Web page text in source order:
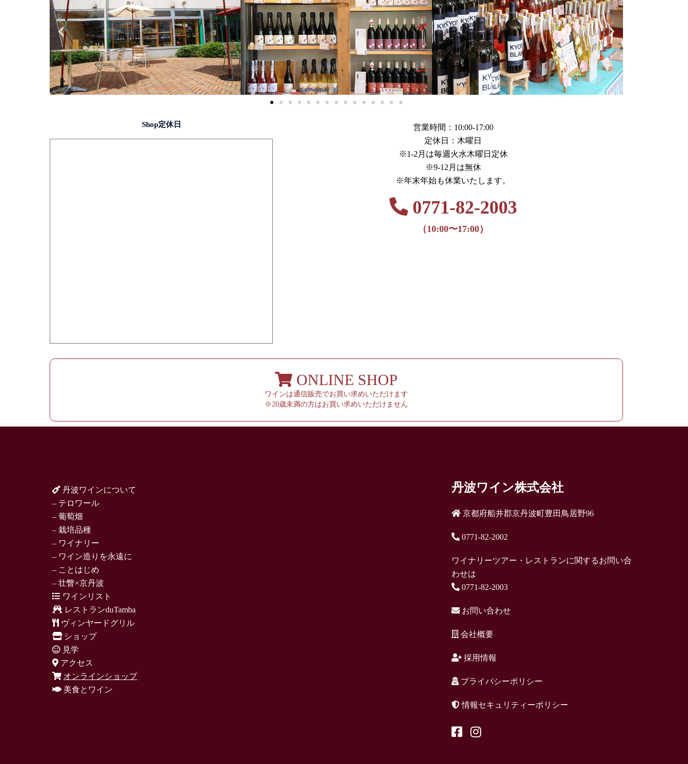
Shop定休日
営業時間：10:00-17:00
定休日：木曜日
※1-2月は毎週火水木曜日定休
※9-12月は無休
※年末年始も休業いたします。
0771-82-2003
（10:00〜17:00）
ONLINE SHOP
ワインは通信販売でお買い求めいただけます
※20歳未満の方はお買い求めいただけません
丹波ワインについて
– テロワール
– 葡萄畑
– 栽培品種
– ワイナリー
– ワイン造りを永遠に
– ことはじめ
– 壮瞥×京丹波
ワインリスト
レストランduTamba
ヴィンヤードグリル
ショップ
見学
アクセス
オンラインショップ
美食とワイン
丹波ワイン株式会社
京都府船井郡京丹波町豊田鳥居野96
0771-82-2002
ワイナリーツアー・レストランに関するお問い合
わせは
0771-82-2003
お問い合わせ
会社概要
採用情報
プライバシーポリシー
情報セキュリティーポリシー